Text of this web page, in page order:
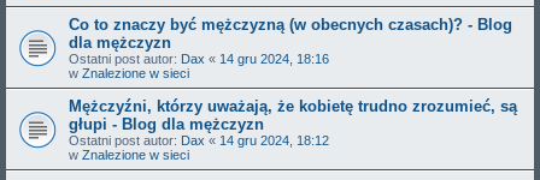
Co to znaczy być mężczyzną (w obecnych czasach)? - Blog
dla mężczyzn
Ostatni post autor: Dax « 14 gru 2024, 18:16
w Znalezione w sieci
Mężczyźni, którzy uważają, że kobietę trudno zrozumieć, są
głupi - Blog dla mężczyzn
Ostatni post autor: Dax « 14 gru 2024, 18:12
w Znalezione w sieci